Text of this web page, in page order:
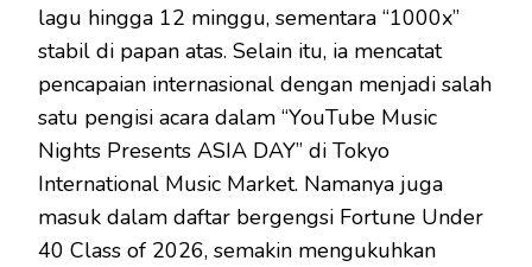
lagu hingga 12 minggu, sementara “1000x”
stabil di papan atas. Selain itu, ia mencatat
pencapaian internasional dengan menjadi salah
satu pengisi acara dalam “YouTube Music
Nights Presents ASIA DAY” di Tokyo
International Music Market. Namanya juga
masuk dalam daftar bergengsi Fortune Under
40 Class of 2026, semakin mengukuhkan